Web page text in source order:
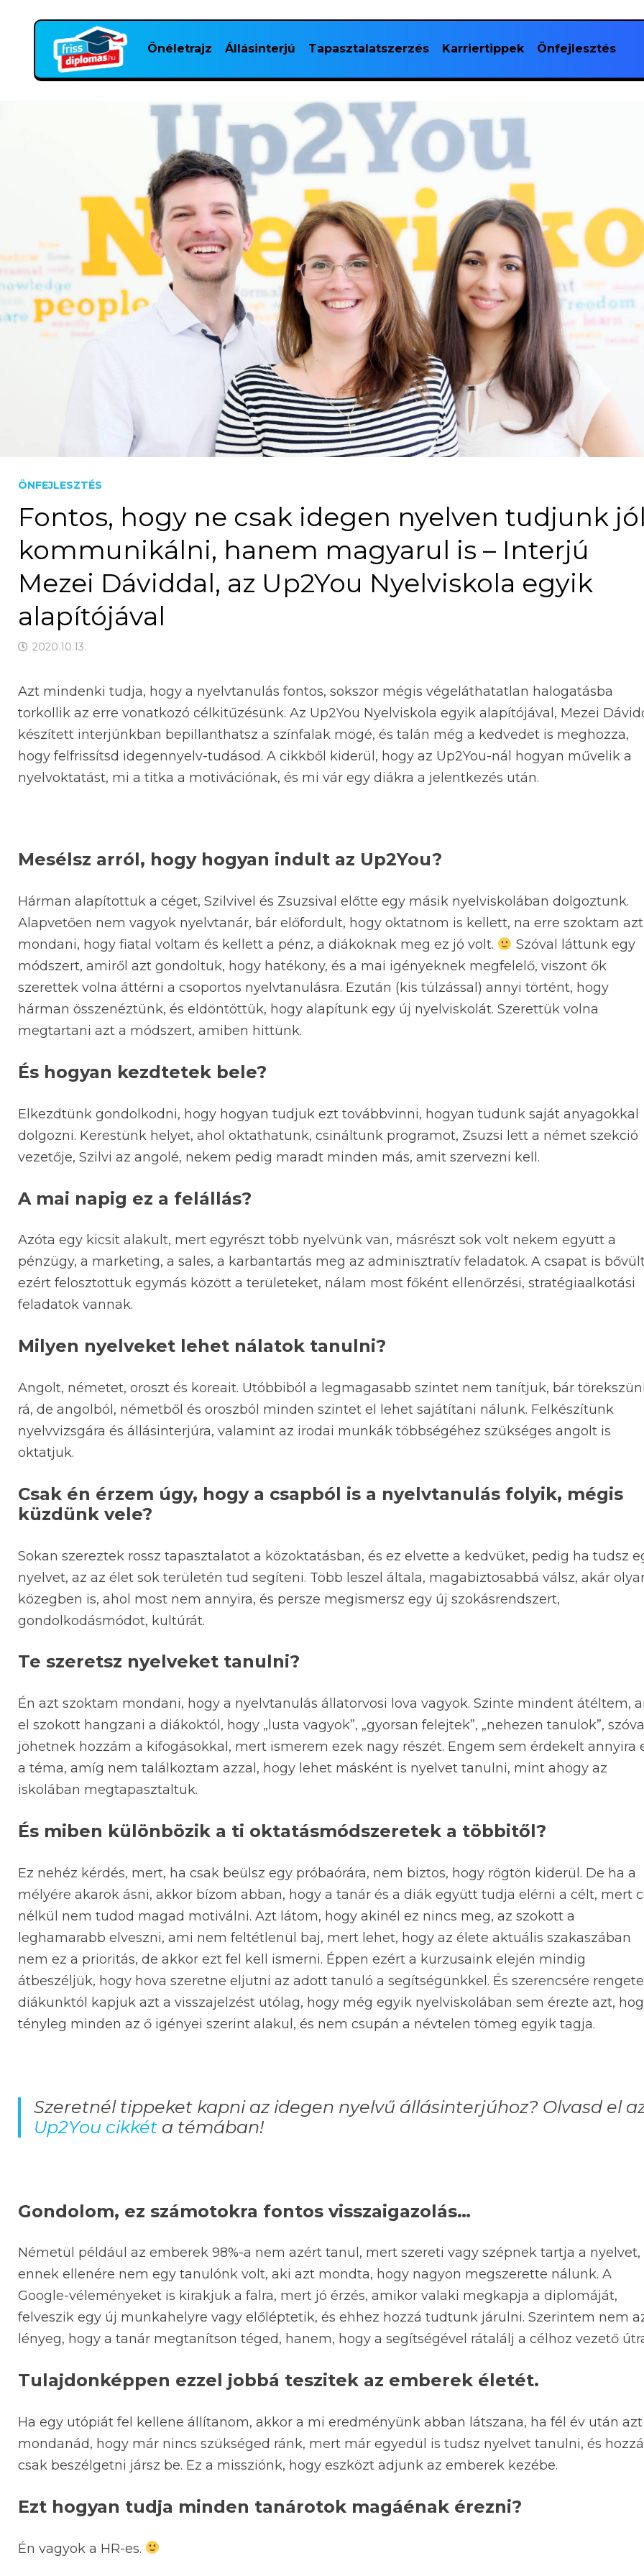
Önéletrajz Állásinterjú Tapasztalatszerzés Karriertippek Önfejlesztés
ÖNFEJLESZTÉS
Fontos, hogy ne csak idegen nyelven tudjunk jól
kommunikálni, hanem magyarul is – Interjú
Mezei Dáviddal, az Up2You Nyelviskola egyik
alapítójával
2020.10.13.
Azt mindenki tudja, hogy a nyelvtanulás fontos, sokszor mégis végeláthatatlan halogatásba
torkollik az erre vonatkozó célkitűzésünk. Az Up2You Nyelviskola egyik alapítójával, Mezei
készített interjúnkban bepillanthatsz a színfalak mögé, és talán még a kedvedet is meghozza,
hogy felfrissítsd idegennyelv-tudásod. A cikkből kiderül, hogy az Up2You-nál hogyan művelik a
nyelvoktatást, mi a titka a motivációnak, és mi vár egy diákra a jelentkezés után.
Mesélsz arról, hogy hogyan indult az Up2You?
Hárman alapítottuk a céget, Szilvivel és Zsuzsival előtte egy másik nyelviskolában dolgoztunk.
Alapvetően nem vagyok nyelvtanár, bár előfordult, hogy oktatnom is kellett, na erre szoktam azt
mondani, hogy fiatal voltam és kellett a pénz, a diákoknak meg ez jó volt.
Szóval láttunk egy
módszert, amiről azt gondoltuk, hogy hatékony, és a mai igényeknek megfelelő, viszont ők
szerettek volna áttérni a csoportos nyelvtanulásra. Ezután (kis túlzással) annyi történt, hogy
hárman összenéztünk, és eldöntöttük, hogy alapítunk egy új nyelviskolát. Szerettük volna
megtartani azt a módszert, amiben hittünk.
És hogyan kezdtetek bele?
Elkezdtünk gondolkodni, hogy hogyan tudjuk ezt továbbvinni, hogyan tudunk saját anyagokkal
dolgozni. Kerestünk helyet, ahol oktathatunk, csináltunk programot, Zsuzsi lett a német szekció
vezetője, Szilvi az angolé, nekem pedig maradt minden más, amit szervezni kell.
A mai napig ez a felállás?
Azóta egy kicsit alakult, mert egyrészt több nyelvünk van, másrészt sok volt nekem együtt a
pénzügy, a marketing, a sales, a karbantartás meg az adminisztratív feladatok. A csapat is
ezért felosztottuk egymás között a területeket, nálam most főként ellenőrzési, stratégiaalkotási
feladatok vannak.
Milyen nyelveket lehet nálatok tanulni?
Angolt, németet, oroszt és koreait. Utóbbiból a legmagasabb szintet nem tanítjuk, bár
rá, de angolból, németből és oroszból minden szintet el lehet sajátítani nálunk. Felkészítünk
nyelvvizsgára és állásinterjúra, valamint az irodai munkák többségéhez szükséges angolt is
oktatjuk.
Csak én érzem úgy, hogy a csapból is a nyelvtanulás folyik, mégis
küzdünk vele?
Sokan szereztek rossz tapasztalatot a közoktatásban, és ez elvette a kedvüket, pedig ha tudsz
nyelvet, az az élet sok területén tud segíteni. Több leszel általa, magabiztosabbá válsz, akár
közegben is, ahol most nem annyira, és persze megismersz egy új szokásrendszert,
gondolkodásmódot, kultúrát.
Te szeretsz nyelveket tanulni?
Én azt szoktam mondani, hogy a nyelvtanulás állatorvosi lova vagyok. Szinte mindent átéltem,
el szokott hangzani a diákoktól, hogy „lusta vagyok”, „gyorsan felejtek”, „nehezen tanulok”, szóval
jöhetnek hozzám a kifogásokkal, mert ismerem ezek nagy részét. Engem sem érdekelt annyira
a téma, amíg nem találkoztam azzal, hogy lehet másként is nyelvet tanulni, mint ahogy az
iskolában megtapasztaltuk.
És miben különbözik a ti oktatásmódszeretek a többitől?
Ez nehéz kérdés, mert, ha csak beülsz egy próbaórára, nem biztos, hogy rögtön kiderül. De ha a
mélyére akarok ásni, akkor bízom abban, hogy a tanár és a diák együtt tudja elérni a célt, mert
nélkül nem tudod magad motiválni. Azt látom, hogy akinél ez nincs meg, az szokott a
leghamarabb elveszni, ami nem feltétlenül baj, mert lehet, hogy az élete aktuális szakaszában
nem ez a prioritás, de akkor ezt fel kell ismerni. Éppen ezért a kurzusaink elején mindig
átbeszéljük, hogy hova szeretne eljutni az adott tanuló a segítségünkkel. És szerencsére
diákunktól kapjuk azt a visszajelzést utólag, hogy még egyik nyelviskolában sem érezte azt,
tényleg minden az ő igényei szerint alakul, és nem csupán a névtelen tömeg egyik tagja.
Szeretnél tippeket kapni az idegen nyelvű állásinterjúhoz? Olvasd el
Up2You cikkét a témában!
Gondolom, ez számotokra fontos visszaigazolás…
Németül például az emberek 98%-a nem azért tanul, mert szereti vagy szépnek tartja a nyelvet,
ennek ellenére nem egy tanulónk volt, aki azt mondta, hogy nagyon megszerette nálunk. A
Google-véleményeket is kirakjuk a falra, mert jó érzés, amikor valaki megkapja a diplomáját,
felveszik egy új munkahelyre vagy előléptetik, és ehhez hozzá tudtunk járulni. Szerintem nem
lényeg, hogy a tanár megtanítson téged, hanem, hogy a segítségével rátalálj a célhoz vezető
Tulajdonképpen ezzel jobbá teszitek az emberek életét.
Ha egy utópiát fel kellene állítanom, akkor a mi eredményünk abban látszana, ha fél év után azt
mondanád, hogy már nincs szükséged ránk, mert már egyedül is tudsz nyelvet tanulni, és
csak beszélgetni jársz be. Ez a missziónk, hogy eszközt adjunk az emberek kezébe.
Ezt hogyan tudja minden tanárotok magáénak érezni?
Én vagyok a HR-es.